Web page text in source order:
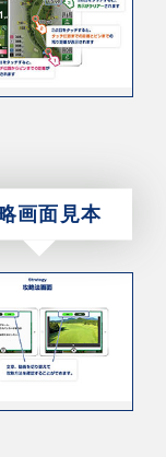
画面見本